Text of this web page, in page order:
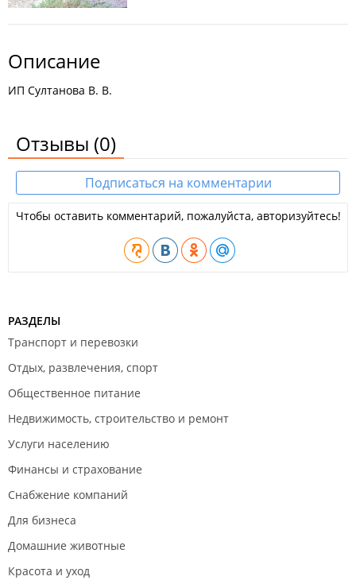
Описание
ИП Султанова В. В.
Отзывы (0)
Подписаться на комментарии
Чтобы оставить комментарий, пожалуйста, авторизуйтесь!
РАЗДЕЛЫ
Транспорт и перевозки
Отдых, развлечения, спорт
Общественное питание
Недвижимость, строительство и ремонт
Услуги населению
Финансы и страхование
Снабжение компаний
Для бизнеса
Домашние животные
Красота и уход